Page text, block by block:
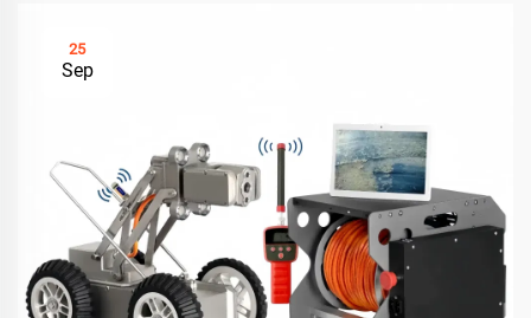
25
Sep